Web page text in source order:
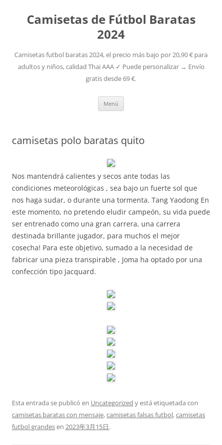
Camisetas de Fútbol Baratas
2024
Camisetas futbol baratas 2024, el precio más bajo por 20,90 € para
adultos y niños, calidad Thai AAA ✓ Puede personalizar → Envío
gratis desde 69 €.
Menú
camisetas polo baratas quito
Nos mantendrá calientes y secos ante todas las
condiciones meteorológicas , sea bajo un fuerte sol que
nos haga sudar, o durante una tormenta. Tang Yaodong En
este momento, no pretendo eludir campeón, su vida puede
ser entrenado como una gran carrera, una carrera
destinada brillante jugador, para muchos el mejor
cosecha! Para este objetivo, sumado a la necesidad de
fabricar una pieza transpirable , Joma ha optado por una
confección tipo Jacquard.
Esta entrada se publicó en Uncategorized y está etiquetada con
camisetas baratas con mensaje,camisetas falsas futbol,camisetas
futbol grandesen 2023年3月15日.